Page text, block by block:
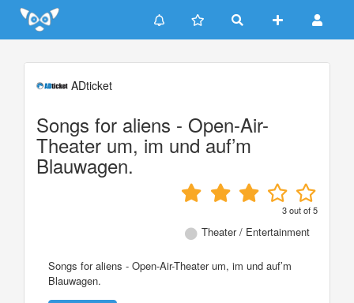
Update cookies preferences
ADticket
Songs for aliens - Open-Air-
Theater um, im und auf’m
Blauwagen.
3out of5
Theater / Entertainment
Songs for aliens - Open-Air-Theater um, im und auf’m
Blauwagen.